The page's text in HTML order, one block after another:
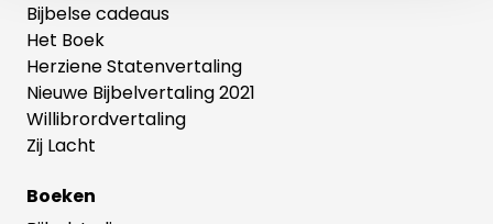
Bijbelse cadeaus
Het Boek
Herziene Statenvertaling
Nieuwe Bijbelvertaling 2021
Willibrordvertaling
Zij Lacht
Boeken